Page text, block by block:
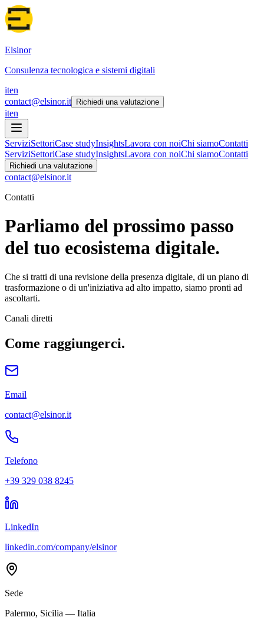
Elsinor
Consulenza tecnologica e sistemi digitali
iten
contact@elsinor.it
Richiedi una valutazione
iten
ServiziSettoriCase studyInsightsLavora con noiChi siamoContatti
ServiziSettoriCase studyInsightsLavora con noiChi siamoContatti
Richiedi una valutazione
contact@elsinor.it
Contatti
Parliamo del prossimo passo
del tuo ecosistema digitale.
Che si tratti di una revisione della presenza digitale, di un piano di
trasformazione o di un'iniziativa ad alto impatto, siamo pronti ad
ascoltarti.
Canali diretti
Come raggiungerci.
Email
contact@elsinor.it
Telefono
+39 329 038 8245
LinkedIn
linkedin.com/company/elsinor
Sede
Palermo, Sicilia — Italia